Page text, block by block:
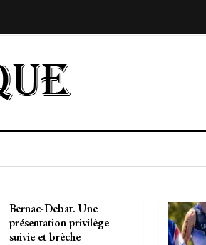
Bernac-Debat. Une
présentation privilège
suivie et brèche